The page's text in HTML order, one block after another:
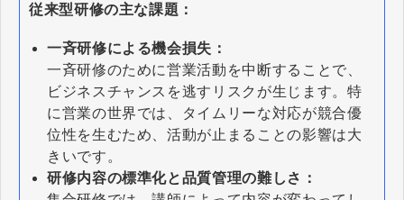
従来型研修の主な課題：
一斉研修による機会損失：
一斉研修のために営業活動を中断することで、
ビジネスチャンスを逃すリスクが生じます。特
に営業の世界では、タイムリーな対応が競合優
位性を生むため、活動が止まることの影響は大
きいです。
研修内容の標準化と品質管理の難しさ：